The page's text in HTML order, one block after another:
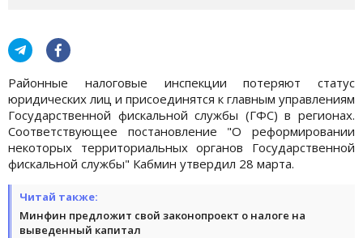
Районные налоговые инспекции потеряют статус
юридических лиц и присоединятся к главным управлениям
Государственной фискальной службы (ГФС) в регионах.
Соответствующее постановление "О реформировании
некоторых территориальных органов Государственной
фискальной службы" Кабмин утвердил 28 марта.
Читай также:
Минфин предложит свой законопроект о налоге на
выведенный капитал